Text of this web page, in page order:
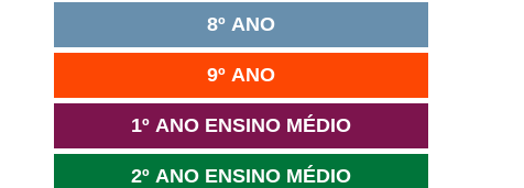
8º ANO
9º ANO
1º ANO ENSINO MÉDIO
2º ANO ENSINO MÉDIO